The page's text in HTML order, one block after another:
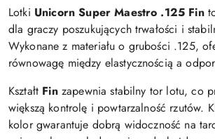
Lotki Unicorn Super Maestro .125 Fin
dla graczy poszukujących trwałości i
Wykonane z materiału o grubości .125,
równowagę między elastycznością a
Kształt Finzapewnia stabilny tor lotu, co
większą kontrolę i powtarzalność rzutów.
kolor gwarantuje dobrą widoczność na